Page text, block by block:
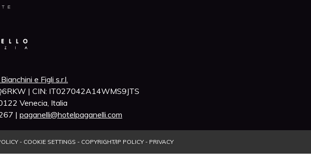
e Figli s.r.l.
| CIN: IT027042A14WMS9JTS
Venecia, Italia
| paganelli@hotelpaganelli.com
- COOKIE SETTINGS - COPYRIGHT/IP POLICY - PRIVACY